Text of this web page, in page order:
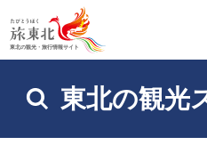
東北の観光